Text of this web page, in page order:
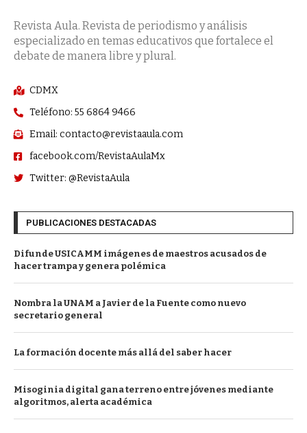
Revista Aula. Revista de periodismo y análisis
especializado en temas educativos que fortalece el
debate de manera libre y plural.
CDMX
Teléfono: 55 6864 9466
Email: contacto@revistaaula.com
facebook.com/RevistaAulaMx
Twitter: @RevistaAula
PUBLICACIONES DESTACADAS
Difunde USICAMM imágenes de maestros acusados de
hacer trampa y genera polémica
Nombra la UNAM a Javier de la Fuente como nuevo
secretario general
La formación docente más allá del saber hacer
Misoginia digital gana terreno entre jóvenes mediante
algoritmos, alerta académica